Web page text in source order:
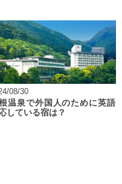
08/30
温泉で外国人のために英語
している宿は？